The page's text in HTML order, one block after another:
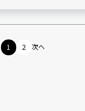
1 2 次へ